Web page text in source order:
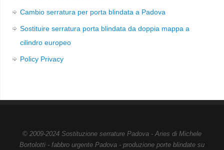
Cambio serratura per porta blindata a Padova
Sostituire serratura porta blindata da doppia mappa a
cilindro europeo
Policy Privacy
© 2009-2024 Sostituzione serrature Padova - Aries di Michele
Bortolotti - fabbro urgente Padova - produzione porte blindate su